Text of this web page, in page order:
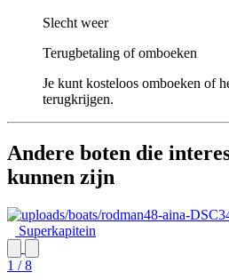
Slecht weer
Terugbetaling of omboeken
Je kunt kosteloos omboeken of
terugkrijgen.
Andere boten die
kunnen zijn
Superkapitein
1 / 8